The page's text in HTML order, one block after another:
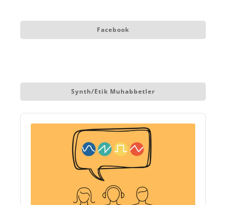
Facebook
Synth/etik Muhabbetler
Audio
Player